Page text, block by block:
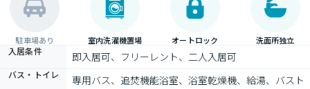
駐車場あり 室内洗濯機置場 オートロック 洗面所独立
入居条件 即入居可、フリーレント、二人入居可
バス・トイレ
専用バス、追焚機能浴室、浴室乾燥機、給湯、バスト